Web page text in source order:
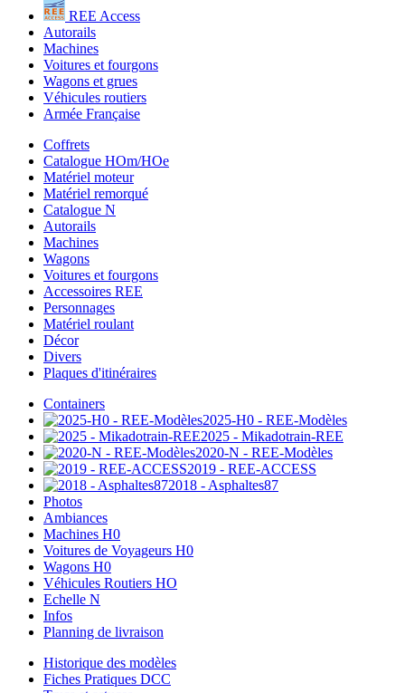
REE Access
Autorails
Machines
Voitures et fourgons
Wagons et grues
Véhicules routiers
Armée Française
Coffrets
Catalogue HOm/HOe
Matériel moteur
Matériel remorqué
Catalogue N
Autorails
Machines
Wagons
Voitures et fourgons
Accessoires REE
Personnages
Matériel roulant
Décor
Divers
Plaques d'itinéraires
Containers
2025-H0 - REE-Modèles
2025 - Mikadotrain-REE
2020-N - REE-Modèles
2019 - REE-ACCESS
2018 - Asphaltes87
Photos
Ambiances
Machines H0
Voitures de Voyageurs H0
Wagons H0
Véhicules Routiers HO
Echelle N
Infos
Planning de livraison
Historique des modèles
Fiches Pratiques DCC